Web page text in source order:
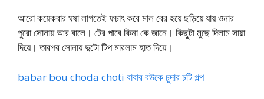
আরো কয়েকবার ঘষা লাগতেই ফচাৎ করে মাল বের হয়ে ছড়িয়ে যায় ওনার
পুরো সোনায় আর বালে। টের পাবে কিনা কে জানে। কিছুটা মুছে দিলাম সায়া
দিয়ে। তারপর সোনায় দুটো টিপ মারলাম হাত দিয়ে।
babar bou choda choti বাবার বউকে চুদার চটি গল্প